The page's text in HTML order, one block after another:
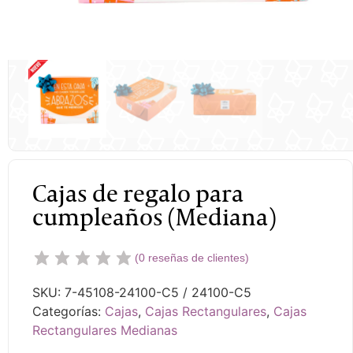
Cajas de regalo para
cumpleaños (Mediana)
(0 reseñas de clientes)
SKU: 7-45108-24100-C5 / 24100-C5
Categorías: Cajas, Cajas Rectangulares, Cajas
Rectangulares Medianas